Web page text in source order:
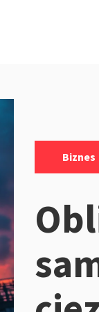
Biznes